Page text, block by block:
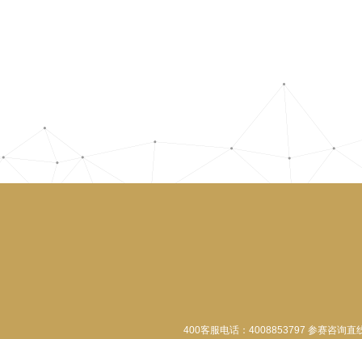
400客服电话：4008853797 参赛咨询